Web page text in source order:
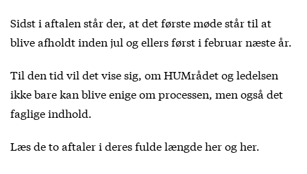
Sidst i aftalen står der, at det første møde står til at
blive afholdt inden jul og ellers først i februar næste år.
Til den tid vil det vise sig, om HUMrådet og ledelsen
ikke bare kan blive enige om processen, men også det
faglige indhold.
Læs de to aftaler i deres fulde længdeherogher.